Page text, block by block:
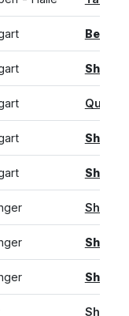
Ben
Sho
Sho
Sho
Sho
Sho
Sho
Sho